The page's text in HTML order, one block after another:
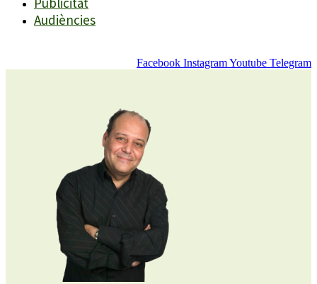
Audiències
Facebook InstagramYoutube Telegram